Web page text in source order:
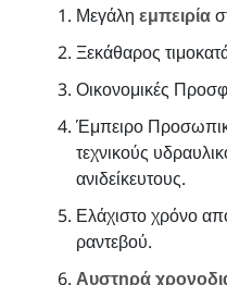
Μεγάλη εμπειρία
Ξεκάθαρος
Οικονομικές
Έμπειρο
τεχνικούς
ανιδείκευτους.
Ελάχιστο χρόνο
ραντεβού.
Αυστηρά